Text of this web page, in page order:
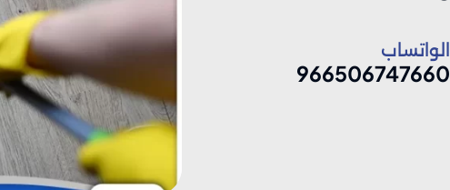
الواتساب
966506747660